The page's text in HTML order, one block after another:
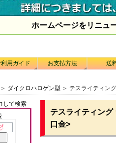
ホームページをリニュ
用ガイド お支払方法 送
＞ ダイクロハロゲン型 ＞ テスライティン
テスライティン
口金>
して検索